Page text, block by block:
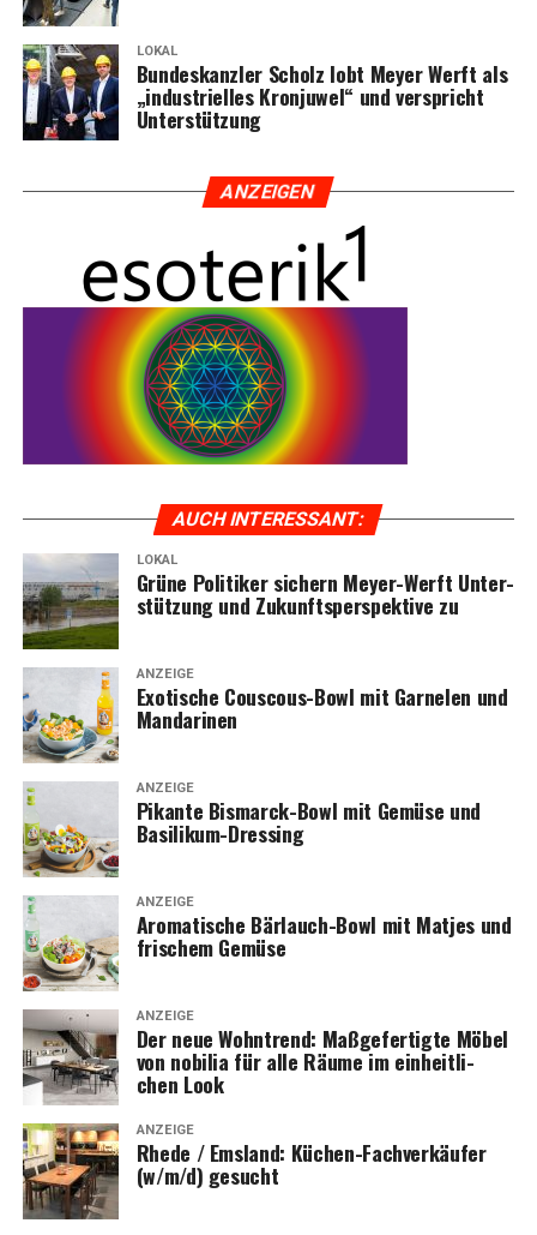
LOKAL
Bun­des­kanz­ler Scholz lobt Mey­er Werft als
„indus­tri­el­les Kron­ju­wel“ und ver­spricht
Unterstützung
ANZEI­GEN
AUCH INTER­ES­SANT:
LOKAL
Grü­ne Poli­ti­ker sichern Mey­er-Werft Unter­
stüt­zung und Zukunfts­per­spek­ti­ve zu
ANZEIGE
Exo­ti­sche Cous­cous-Bowl mit Gar­ne­len und
Mandarinen
ANZEIGE
Pikan­te Bis­marck-Bowl mit Gemü­se und
Basilikum-Dressing
ANZEIGE
Aro­ma­ti­sche Bär­lauch-Bowl mit Mat­jes und
fri­schem Gemüse
ANZEIGE
Der neue Wohn­trend: Maß­ge­fer­tig­te Möbel
von nobi­lia für alle Räu­me im ein­heit­li­
chen Look
ANZEIGE
Rhe­de / Ems­land: Küchen-Fach­ver­käu­fer
(w/m/d) gesucht